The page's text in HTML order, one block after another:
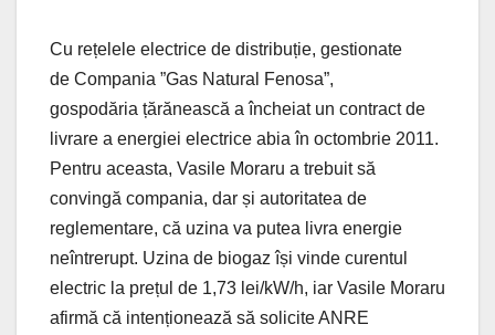
Cu rețelele electrice de distribuție, gestionate
de Compania ”Gas Natural Fenosa”,
gospodăria țărănească a încheiat un contract de
livrare a energiei electrice abia în octombrie 2011.
Pentru aceasta, Vasile Moraru a trebuit să
convingă compania, dar și autoritatea de
reglementare, că uzina va putea livra energie
neîntrerupt. Uzina de biogaz își vinde curentul
electric la prețul de 1,73 lei/kW/h, iar Vasile Moraru
afirmă că intenționează să solicite ANRE